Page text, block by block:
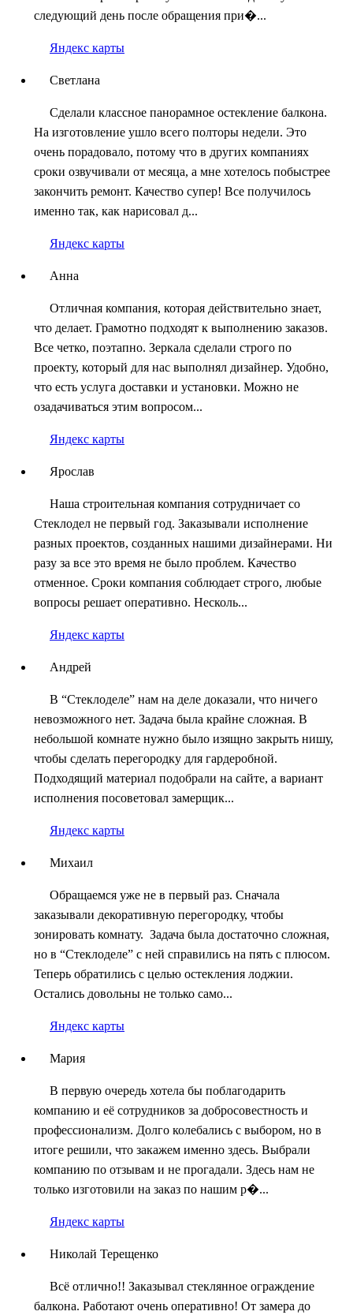
следующий день после обращения при�...
Яндекс карты
Светлана
Сделали классное панорамное остекление балкона.
На изготовление ушло всего полторы недели. Это
очень порадовало, потому что в других компаниях
сроки озвучивали от месяца, а мне хотелось побыстрее
закончить ремонт. Качество супер! Все получилось
именно так, как нарисовал д...
Яндекс карты
Анна
Отличная компания, которая действительно знает,
что делает. Грамотно подходят к выполнению заказов.
Все четко, поэтапно. Зеркала сделали строго по
проекту, который для нас выполнял дизайнер. Удобно,
что есть услуга доставки и установки. Можно не
озадачиваться этим вопросом...
Яндекс карты
Ярослав
Наша строительная компания сотрудничает со
Стеклодел не первый год. Заказывали исполнение
разных проектов, созданных нашими дизайнерами. Ни
разу за все это время не было проблем. Качество
отменное. Сроки компания соблюдает строго, любые
вопросы решает оперативно. Несколь...
Яндекс карты
Андрей
В “Стеклоделе” нам на деле доказали, что ничего
невозможного нет. Задача была крайне сложная. В
небольшой комнате нужно было изящно закрыть нишу,
чтобы сделать перегородку для гардеробной.
Подходящий материал подобрали на сайте, а вариант
исполнения посоветовал замерщик...
Яндекс карты
Михаил
Обращаемся уже не в первый раз. Сначала
заказывали декоративную перегородку, чтобы
зонировать комнату. Задача была достаточно сложная,
но в “Стеклоделе” с ней справились на пять с плюсом.
Теперь обратились с целью остекления лоджии.
Остались довольны не только само...
Яндекс карты
Мария
В первую очередь хотела бы поблагодарить
компанию и её сотрудников за добросовестность и
профессионализм. Долго колебались с выбором, но в
итоге решили, что закажем именно здесь. Выбрали
компанию по отзывам и не прогадали. Здесь нам не
только изготовили на заказ по нашим р�...
Яндекс карты
Николай Терещенко
Всё отлично!! Заказывал стеклянное ограждение
балкона. Работают очень оперативно! От замера до